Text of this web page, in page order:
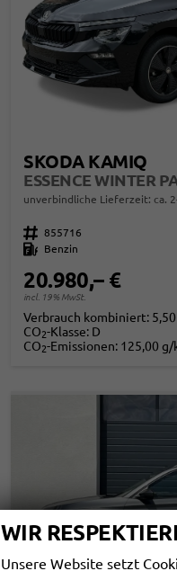
SKODA KAMIQ
ESSENCE WINTER
unverbindliche Lieferzeit: ca.
Fahrzeugnr. 855716
Kraftstoff
Benzin
20.980,– €
incl. 19% MwSt.
Verbrauch kombiniert:
CO2-Klasse: D
CO2-Emissionen: 125,00 g/
WIR
Unsere Website setzt